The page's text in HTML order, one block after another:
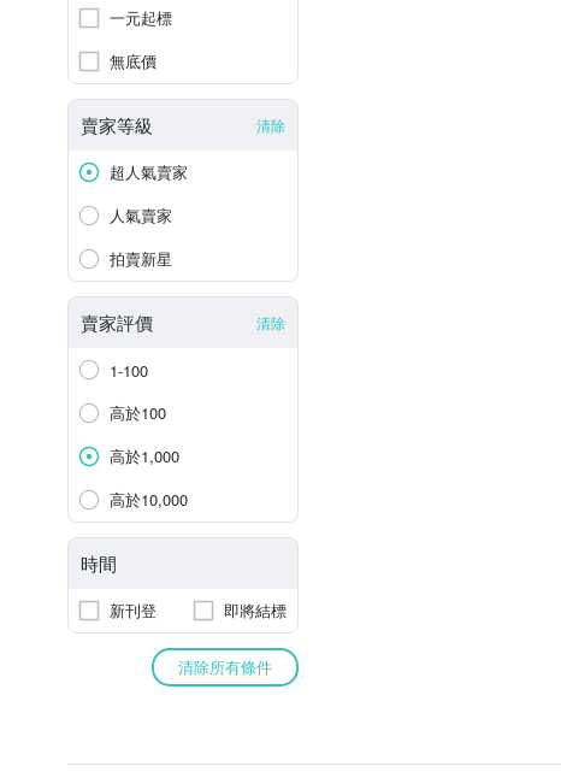
一元起標
無底價
賣家等級 清除
超人氣賣家
人氣賣家
拍賣新星
賣家評價 清除
1-100
高於100
高於1,000
高於10,000
時間
新刊登 即將結標
清除所有條件